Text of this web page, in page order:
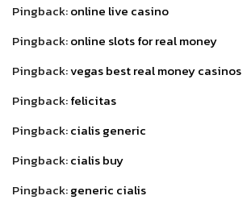
Pingback:online live casino
Pingback:online slots for real money
Pingback:vegas best real money casinos
Pingback:felicitas
Pingback:cialis generic
Pingback:cialis buy
Pingback:generic cialis